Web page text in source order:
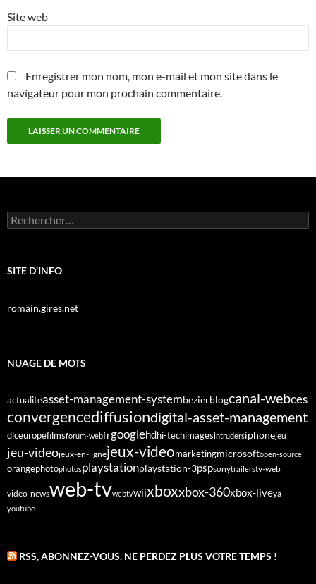
Site web
Enregistrer mon nom, mon e-mail et mon site dans le
navigateur pour mon prochain commentaire.
Rechercher :
SITE D'INFO
romain.gires.net
NUAGE DE MOTS
actualiteasset-management-systembezierblogcanal-webces
convergencediffusiondigital-asset-management
dlceuropefilmsforum-webfrgooglehdhi-techimagesintrudersiphonejeu
jeu-videojeux-en-lignejeux-videomarketingmicrosoftopen-source
orangephotophotosplaystationplaystation-3pspsonytrailerstv-web
video-newsweb-tvwebtvwiixboxxbox-360xbox-liveya
youtube
RSS, ABONNEZ-VOUS. NE PERDEZ PLUS VOTRE TEMPS !